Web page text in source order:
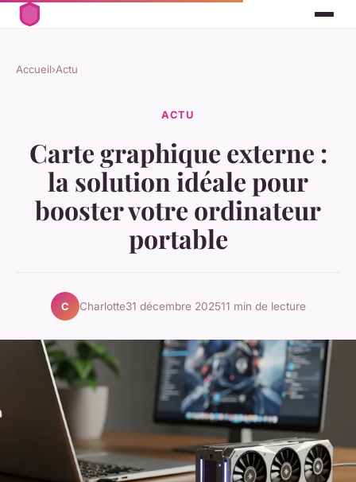
Accueil›Actu
ACTU
Carte graphique externe :
la solution idéale pour
booster votre ordinateur
portable
C Charlotte31 décembre 202511 min de lecture